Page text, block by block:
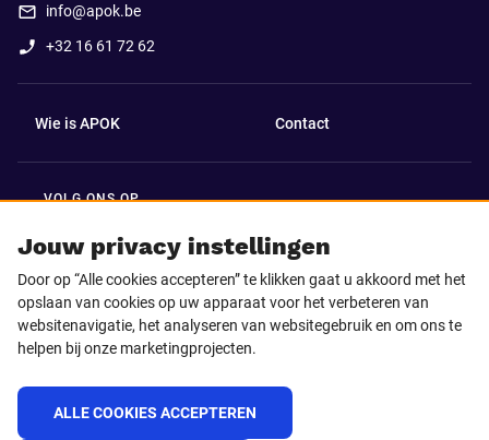
Jouw privacy instellingen
Door op “Alle cookies accepteren” te klikken gaat u akkoord met het
opslaan van cookies op uw apparaat voor het verbeteren van
websitenavigatie, het analyseren van websitegebruik en om ons te
helpen bij onze marketingprojecten.
ALLE COOKIES ACCEPTEREN
info@apok.be
+32 16 61 72 62
Wie is APOK Contact
VOLG ONS OP
Facebook LinkedIn
Instagram TikTok